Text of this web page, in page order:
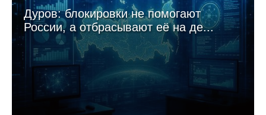
Дуров: блокировки не помогают
России, а отбрасывают её на де...